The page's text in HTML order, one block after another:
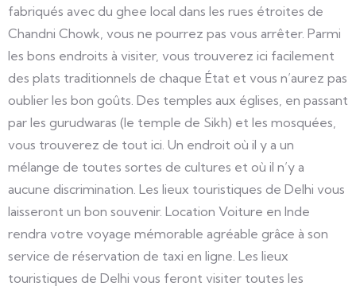
fabriqués avec du ghee local dans les rues étroites de
Chandni Chowk, vous ne pourrez pas vous arrêter. Parmi
les bons endroits à visiter, vous trouverez ici facilement
des plats traditionnels de chaque État et vous n’aurez pas
oublier les bon goûts. Des temples aux églises, en passant
par les gurudwaras (le temple de Sikh) et les mosquées,
vous trouverez de tout ici. Un endroit où il y a un
mélange de toutes sortes de cultures et où il n’y a
aucune discrimination. Les lieux touristiques de Delhi vous
laisseront un bon souvenir. Location Voiture en Inde
rendra votre voyage mémorable agréable grâce à son
service de réservation de taxi en ligne. Les lieux
touristiques de Delhi vous feront visiter toutes les